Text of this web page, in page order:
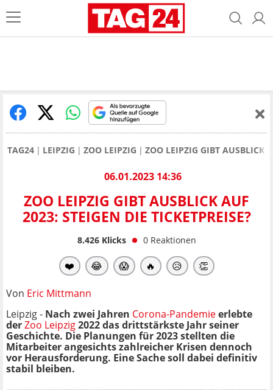
TAG24 LEIPZIG ZOO LEIPZIG ZOO LEIPZIG GIBT AUSBLICK
06.01.2023 14:36
ZOO LEIPZIG GIBT AUSBLICK AUF
2023: STEIGEN DIE TICKETPREISE?
8.426Klicks 0 Reaktionen
❤️ 😂 😱 🔥 😥 👏
Von Eric Mittmann
Leipzig - Nach zwei Jahren Corona-Pandemieerlebte
derZoo Leipzig2022 das drittstärkste Jahr seiner
Geschichte. Die Planungen für 2023 stellten die
Mitarbeiter angesichts zahlreicher Krisen dennoch
vor Herausforderung. Eine Sache soll dabei definitiv
stabil bleiben.